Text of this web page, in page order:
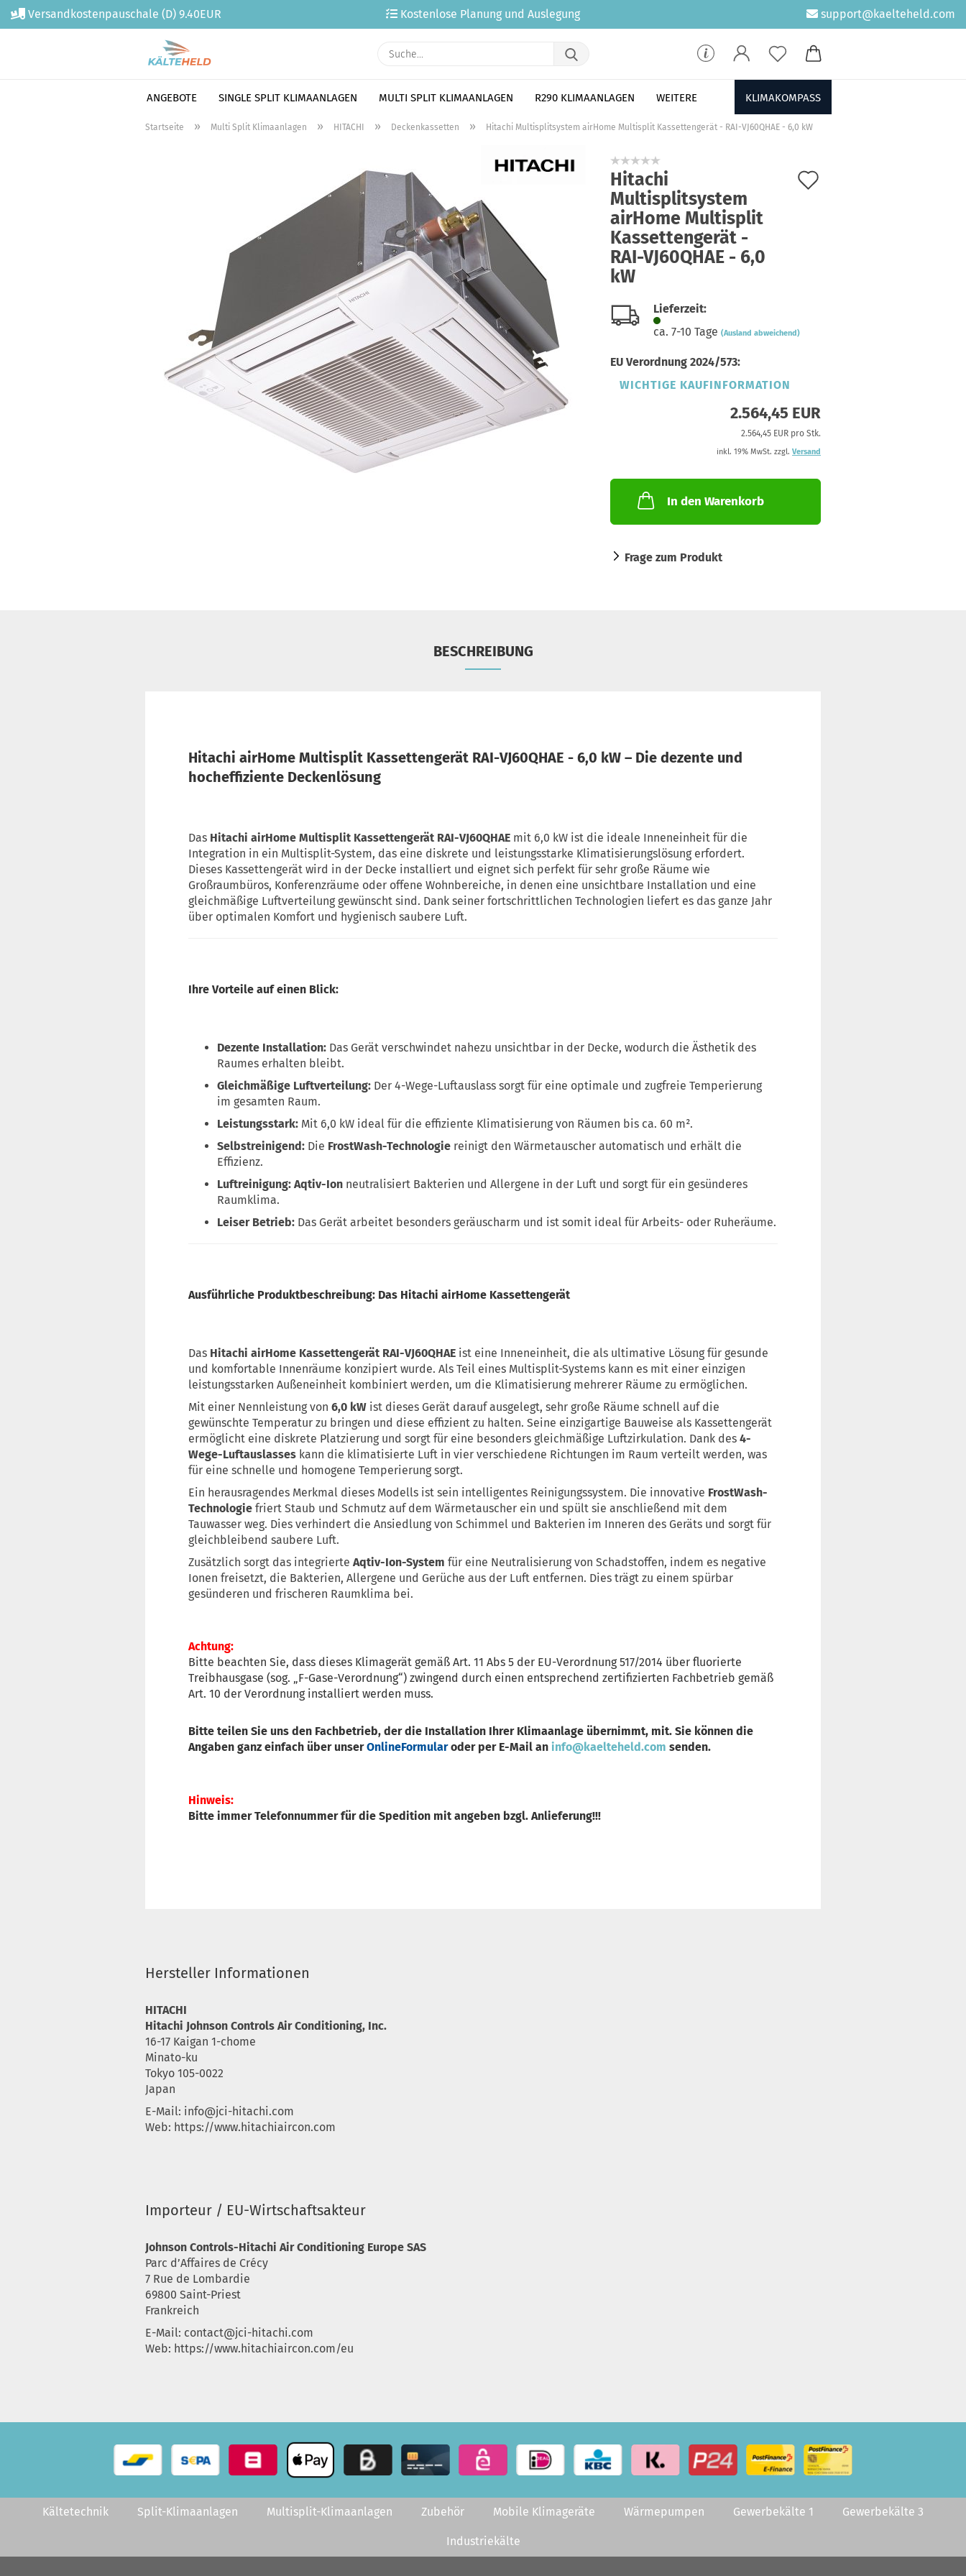
Versandkostenpauschale (D) 9.40EUR Kostenlose Planung und Auslegung support@kaelteheld.com
ANGEBOTE SINGLE SPLIT KLIMAANLAGEN MULTI SPLIT KLIMAANLAGEN R290 KLIMAANLAGEN KLIMAKOMPASS
WEITERE
Startseite » Multi Split Klimaanlagen » HITACHI » Deckenkassetten » Hitachi Multisplitsystem airHome Multisplit Kassettengerät - RAI-VJ60QHAE - 6,0 kW
Hitachi
Multisplitsystem
airHome Multisplit
Kassettengerät -
RAI-VJ60QHAE - 6,0
kW
Lieferzeit:
ca. 7-10 Tage (Ausland abweichend)
EU Verordnung 2024/573:
WICHTIGE KAUFINFORMATION
2.564,45 EUR
2.564,45 EUR pro Stk.
inkl. 19% MwSt. zzgl. Versand
In den Warenkorb
Frage zum Produkt
BESCHREIBUNG
Hitachi airHome Multisplit Kassettengerät RAI-VJ60QHAE - 6,0 kW – Die dezente und
hocheffiziente Deckenlösung
Das Hitachi airHome Multisplit Kassettengerät RAI-VJ60QHAE mit 6,0 kW ist die ideale Inneneinheit für die
Integration in ein Multisplit-System, das eine diskrete und leistungsstarke Klimatisierungslösung erfordert.
Dieses Kassettengerät wird in der Decke installiert und eignet sich perfekt für sehr große Räume wie
Großraumbüros, Konferenzräume oder offene Wohnbereiche, in denen eine unsichtbare Installation und eine
gleichmäßige Luftverteilung gewünscht sind. Dank seiner fortschrittlichen Technologien liefert es das ganze Jahr
über optimalen Komfort und hygienisch saubere Luft.
Ihre Vorteile auf einen Blick:
Dezente Installation: Das Gerät verschwindet nahezu unsichtbar in der Decke, wodurch die Ästhetik des
Raumes erhalten bleibt.
Gleichmäßige Luftverteilung: Der 4-Wege-Luftauslass sorgt für eine optimale und zugfreie Temperierung
im gesamten Raum.
Leistungsstark: Mit 6,0 kW ideal für die effiziente Klimatisierung von Räumen bis ca. 60 m².
Selbstreinigend: Die FrostWash-Technologie reinigt den Wärmetauscher automatisch und erhält die
Effizienz.
Luftreinigung: Aqtiv-Ion neutralisiert Bakterien und Allergene in der Luft und sorgt für ein gesünderes
Raumklima.
Leiser Betrieb: Das Gerät arbeitet besonders geräuscharm und ist somit ideal für Arbeits- oder Ruheräume.
Ausführliche Produktbeschreibung: Das Hitachi airHome Kassettengerät
Das Hitachi airHome Kassettengerät RAI-VJ60QHAE ist eine Inneneinheit, die als ultimative Lösung für gesunde
und komfortable Innenräume konzipiert wurde. Als Teil eines Multisplit-Systems kann es mit einer einzigen
leistungsstarken Außeneinheit kombiniert werden, um die Klimatisierung mehrerer Räume zu ermöglichen.
Mit einer Nennleistung von 6,0 kW ist dieses Gerät darauf ausgelegt, sehr große Räume schnell auf die
gewünschte Temperatur zu bringen und diese effizient zu halten. Seine einzigartige Bauweise als Kassettengerät
ermöglicht eine diskrete Platzierung und sorgt für eine besonders gleichmäßige Luftzirkulation. Dank des 4-
Wege-Luftauslasses kann die klimatisierte Luft in vier verschiedene Richtungen im Raum verteilt werden, was
für eine schnelle und homogene Temperierung sorgt.
Ein herausragendes Merkmal dieses Modells ist sein intelligentes Reinigungssystem. Die innovative FrostWash-
Technologie friert Staub und Schmutz auf dem Wärmetauscher ein und spült sie anschließend mit dem
Tauwasser weg. Dies verhindert die Ansiedlung von Schimmel und Bakterien im Inneren des Geräts und sorgt für
gleichbleibend saubere Luft.
Zusätzlich sorgt das integrierte Aqtiv-Ion-System für eine Neutralisierung von Schadstoffen, indem es negative
Ionen freisetzt, die Bakterien, Allergene und Gerüche aus der Luft entfernen. Dies trägt zu einem spürbar
gesünderen und frischeren Raumklima bei.
Achtung:
Bitte beachten Sie, dass dieses Klimagerät gemäß Art. 11 Abs 5 der EU-Verordnung 517/2014 über fluorierte
Treibhausgase (sog. „F-Gase-Verordnung“) zwingend durch einen entsprechend zertifizierten Fachbetrieb gemäß
Art. 10 der Verordnung installiert werden muss.
Bitte teilen Sie uns den Fachbetrieb, der die Installation Ihrer Klimaanlage übernimmt, mit. Sie können die
Angaben ganz einfach über unserOnlineFormularoder per E-Mail an info@kaelteheld.com senden.
Hinweis:
Bitte immer Telefonnummer für die Spedition mit angeben bzgl. Anlieferung!!!
Hersteller Informationen
HITACHI
Hitachi Johnson Controls Air Conditioning, Inc.
16-17 Kaigan 1-chome
Minato-ku
Tokyo 105-0022
Japan
E-Mail: info@jci-hitachi.com
Web: https://www.hitachiaircon.com
Importeur / EU-Wirtschaftsakteur
Johnson Controls-Hitachi Air Conditioning Europe SAS
Parc d’Affaires de Crécy
7 Rue de Lombardie
69800 Saint-Priest
Frankreich
E-Mail: contact@jci-hitachi.com
Web: https://www.hitachiaircon.com/eu
Kältetechnik Split-Klimaanlagen Multisplit-Klimaanlagen Zubehör Mobile Klimageräte Wärmepumpen Gewerbekälte 1 Gewerbekälte 3
Industriekälte